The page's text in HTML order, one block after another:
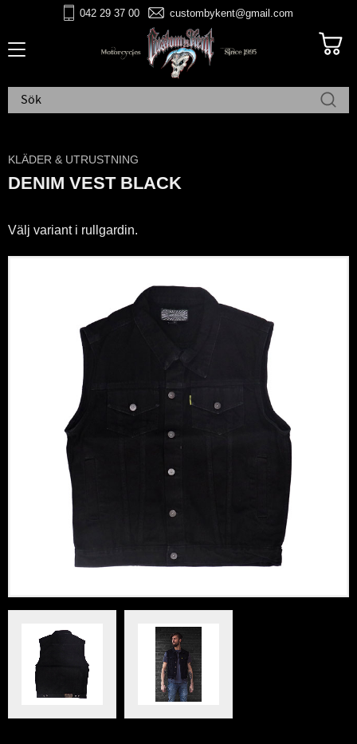
042 29 37 00 custombykent@gmail.com
KLÄDER & UTRUSTNING
DENIM VEST BLACK
Välj variant i rullgardin.